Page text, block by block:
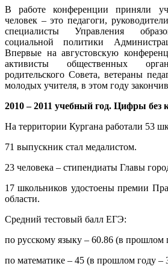
В работе конференции приняли
человек – это педагоги,
специалисты Управления
социальной политики
Впервые на августовскую
активисты общественных
родительского Совета, ветераны
молодых учителя, в этом году
2010 – 2011 учебный год. Цифры без
На территории Кургана работали 53
71 выпускник стал медалистом.
23 человека – стипендиаты Главы
17 школьников удостоены премии
области.
Средний тестовый балл ЕГЭ:
по русскому языку – 60.86 (в прошлом
по математике – 45 (в прошлом году –